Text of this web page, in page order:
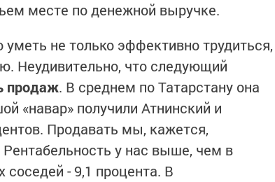
месте по денежной выручке.
не только эффективно трудиться,
Неудивительно, что следующий
продаж. В среднем по Татарстану она
«навар» получили Атнинский и
Продавать мы, кажется,
у нас выше, чем в
соседей - 9,1 процента. В